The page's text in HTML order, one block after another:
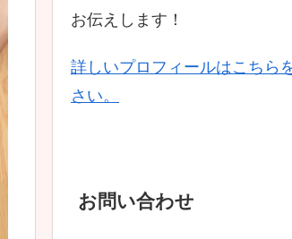
お伝えします！
詳しいプロフィールはこちら
さい。
お問い合わせ